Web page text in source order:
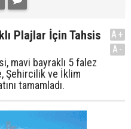
Plajlar İçin Tahsis
mavi bayraklı 5 falez
Şehircilik ve İklim
tamamladı.
A+
A-